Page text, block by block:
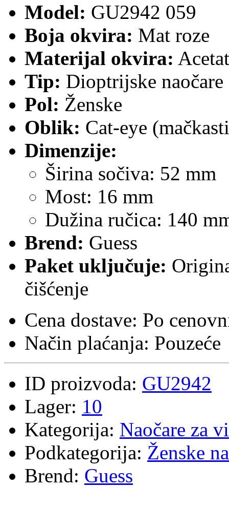
Model: GU2942 059
Boja okvira: Mat roze
Materijal okvira: Acetat
Tip: Dioptrijske naočare
Pol: Ženske
Oblik: Cat-eye
Dimenzije:
Širina sočiva: 52 mm
Most: 16 mm
Dužina ručica: 140
Brend: Guess
Paket uključuje:
čišćenje
Cena dostave: Po
Način plaćanja: Pouzeće
ID proizvoda: GU2942
Lager: 10
Kategorija: Naočare za
Podkategorija: Ženske
Brend: Guess